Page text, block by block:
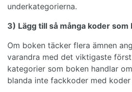
underkategorierna.
3) Lägg till så många koder som
Om boken täcker flera ämnen
varandra med det viktigaste
kategorier som boken handlar
blanda inte fackkoder med